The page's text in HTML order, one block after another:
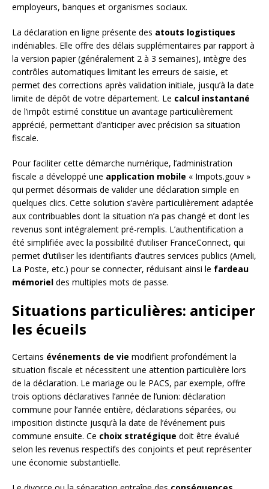
employeurs, banques et organismes sociaux.
La déclaration en ligne présente des atouts logistiques
indéniables. Elle offre des délais supplémentaires par rapport à
la version papier (généralement 2 à 3 semaines), intègre des
contrôles automatiques limitant les erreurs de saisie, et
permet des corrections après validation initiale, jusqu’à la date
limite de dépôt de votre département. Le calcul instantané
de l’impôt estimé constitue un avantage particulièrement
apprécié, permettant d’anticiper avec précision sa situation
fiscale.
Pour faciliter cette démarche numérique, l’administration
fiscale a développé une application mobile « Impots.gouv »
qui permet désormais de valider une déclaration simple en
quelques clics. Cette solution s’avère particulièrement adaptée
aux contribuables dont la situation n’a pas changé et dont les
revenus sont intégralement pré-remplis. L’authentification a
été simplifiée avec la possibilité d’utiliser FranceConnect, qui
permet d’utiliser les identifiants d’autres services publics (Ameli,
La Poste, etc.) pour se connecter, réduisant ainsi le fardeau
mémoriel des multiples mots de passe.
Situations particulières: anticiper
les écueils
Certains événements de vie modifient profondément la
situation fiscale et nécessitent une attention particulière lors
de la déclaration. Le mariage ou le PACS, par exemple, offre
trois options déclaratives l’année de l’union: déclaration
commune pour l’année entière, déclarations séparées, ou
imposition distincte jusqu’à la date de l’événement puis
commune ensuite. Ce choix stratégique doit être évalué
selon les revenus respectifs des conjoints et peut représenter
une économie substantielle.